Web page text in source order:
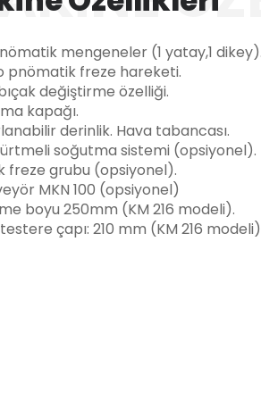
mengeneler (1 yatay,1
pnömatik freze hareketi.
değiştirme özelliği.
kapağı.
derinlik. Hava tabancası.
soğutma sistemi (opsiyonel).
freze grubu (opsiyonel).
MKN 100 (opsiyonel)
boyu 250mm (KM 216 modeli).
çapı: 210 mm (KM 216